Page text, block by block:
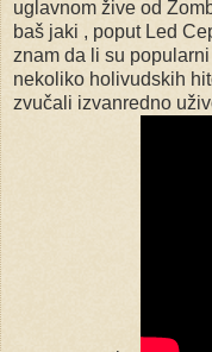
uglavnom žive od
baš jaki , poput Led
znam da li su
nekoliko holivudskih
zvučali izvanredno